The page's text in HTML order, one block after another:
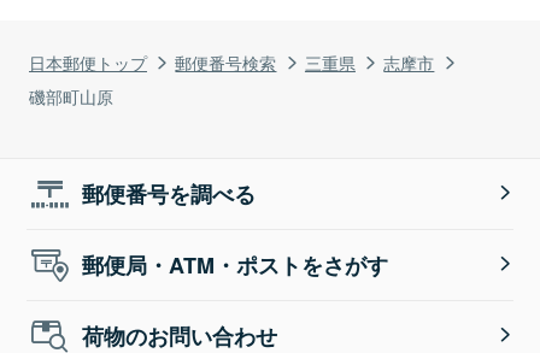
日本郵便トップ 郵便番号検索 三重県
志摩市
磯部町山原
郵便番号を調べる
郵便局・ATM・ポストをさがす
荷物のお問い合わせ